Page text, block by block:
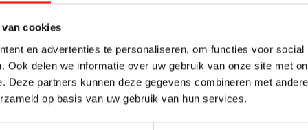
van cookies
en advertenties te personaliseren, om functies voor social
Ook delen we informatie over uw gebruik van onze site met
Deze partners kunnen deze gegevens combineren met
op basis van uw gebruik van hun services.